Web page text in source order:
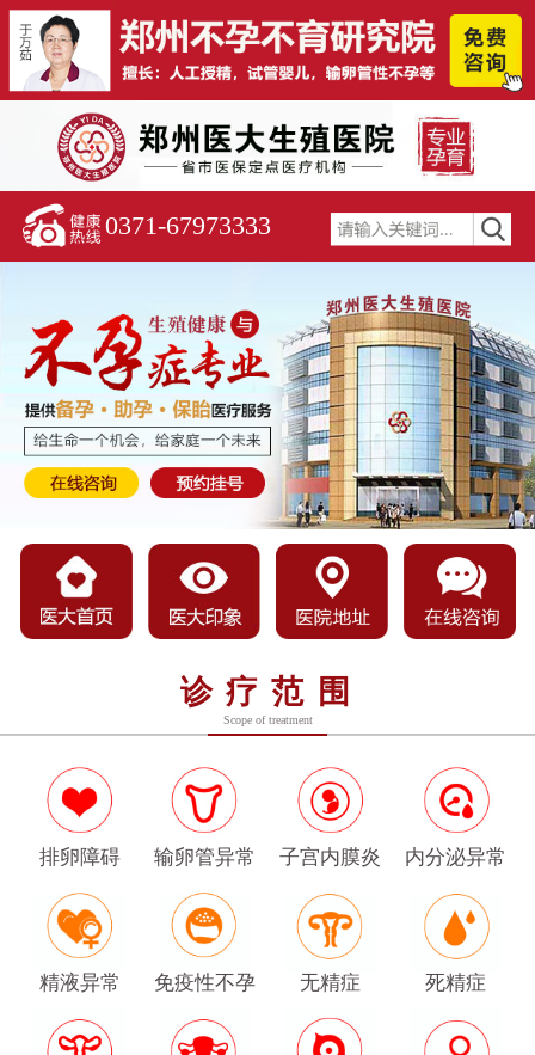
0371-67973333
诊疗范围
Scope of treatment
排卵障碍 输卵管异常 子宫内膜炎 内分泌异常
精液异常 免疫性不孕 无精症 死精症